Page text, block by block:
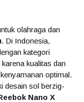
olahraga dan
. Di Indonesia,
kategori
karena kualitas dan
optimal.
desain sol berzig-
Nano X